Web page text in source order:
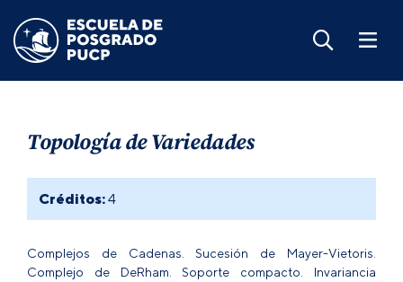
Topología de Variedades
Créditos:4
Complejos de Cadenas. Sucesión de Mayer-Vietoris.
Complejo de DeRham. Soporte compacto. Invariancia